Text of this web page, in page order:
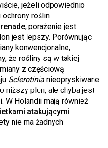
jeżeli odpowiednio
roślin
, porażenie jest
jest lepszy. Porównując
konwencjonalne,
że rośliny są w takiej
z częściową
Sclerotinia nieopryskiwane
niższy plon, ale chyba jest
W Holandii mają również
atakującymi
nie ma żadnych